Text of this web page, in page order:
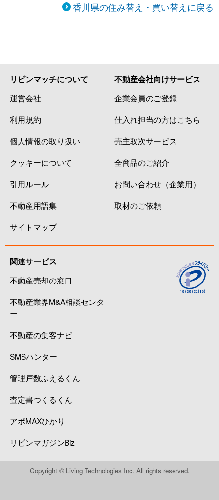
香川県の住み替え・買い替えに戻る
リビンマッチについて
運営会社
利用規約
個人情報の取り扱い
クッキーについて
引用ルール
不動産用語集
サイトマップ
不動産会社向けサービス
企業会員のご登録
仕入れ担当の方はこちら
売主取次サービス
全商品のご紹介
お問い合わせ（企業用）
取材のご依頼
関連サービス
不動産売却の窓口
不動産業界M&A相談センタ
ー
不動産の集客ナビ
SMSハンター
管理戸数ふえるくん
査定書つくるくん
アポMAXひかり
リビンマガジンBiz
Copyright © Living Technologies Inc. All rights reserved.